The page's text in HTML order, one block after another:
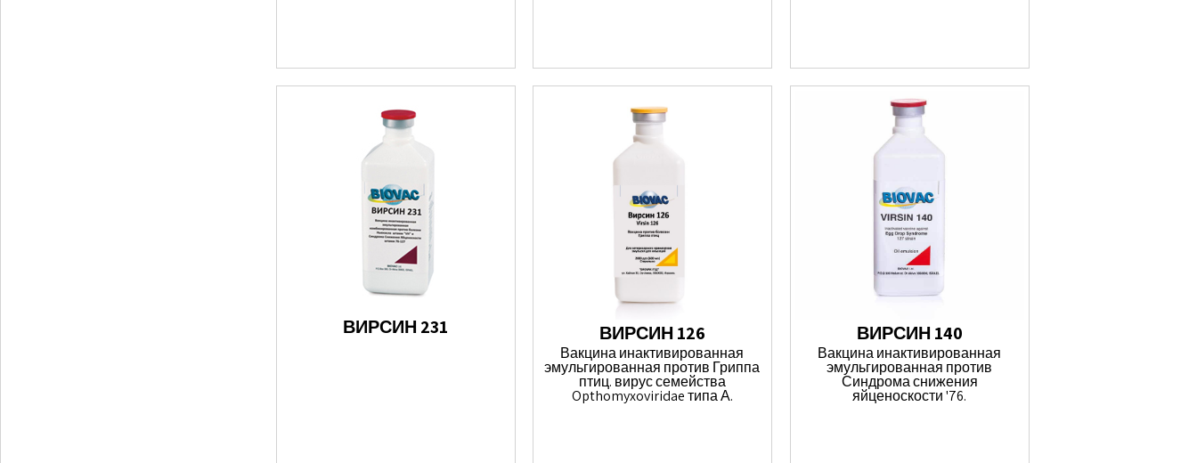
ВИРСИН 231 ВИРСИН 126
Вакцина инактивированная
эмульгированная против Гриппа
птиц. вирус семейства
Opthomyxoviridae типа А.
ВИРСИН 140
Вакцина инактивированная
эмульгированная против
Синдрома снижения
яйценоскости '76.